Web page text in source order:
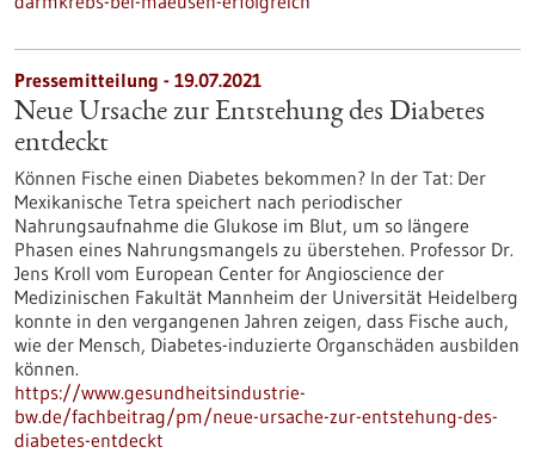
Pressemitteilung - 19.07.2021
Neue Ursache zur Entstehung des Diabetes
entdeckt
Können Fische einen Diabetes bekommen? In der Tat: Der
Mexikanische Tetra speichert nach periodischer
Nahrungsaufnahme die Glukose im Blut, um so längere
Phasen eines Nahrungsmangels zu überstehen. Professor Dr.
Jens Kroll vom European Center for Angioscience der
Medizinischen Fakultät Mannheim der Universität Heidelberg
konnte in den vergangenen Jahren zeigen, dass Fische auch,
wie der Mensch, Diabetes-induzierte Organschäden ausbilden
können.
https://www.gesundheitsindustrie-
bw.de/fachbeitrag/pm/neue-ursache-zur-entstehung-des-
diabetes-entdeckt